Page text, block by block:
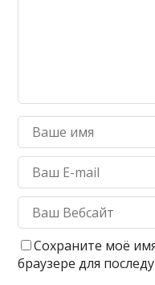
Сохраните моё
браузере для